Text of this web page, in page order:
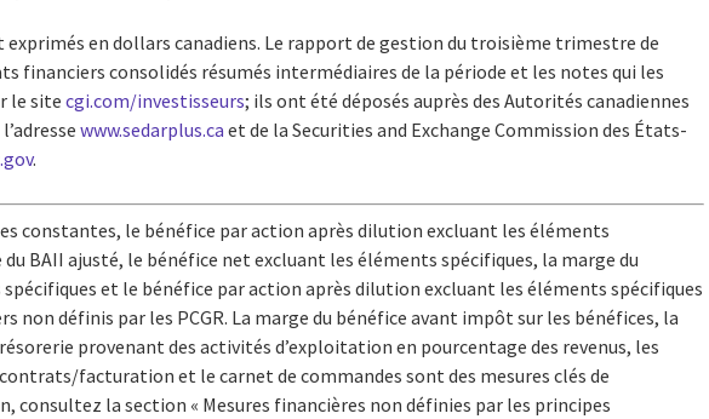
exprimés en dollars canadiens. Le rapport de gestion du troisième trimestre de
financiers consolidés résumés intermédiaires de la période et les notes qui les
le sitecgi.com/investisseurs; ils ont été déposés auprès des Autorités canadiennes
www.sedarplus.ca et de la Securities and Exchange Commission des États-
.
constantes, le bénéfice par action après dilution excluant les éléments
BAII ajusté, le bénéfice net excluant les éléments spécifiques, la marge du
et le bénéfice par action après dilution excluant les éléments spécifiques
non définis par les PCGR. La marge du bénéfice avant impôt sur les bénéfices, la
provenant des activités d’exploitation en pourcentage des revenus, les
facturation et le carnet de commandes sont des mesures clés de
consultez la section « Mesures financières non définies par les principes